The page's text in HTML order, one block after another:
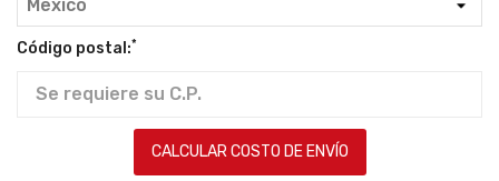
Código postal:*
CALCULAR COSTO DE ENVÍO